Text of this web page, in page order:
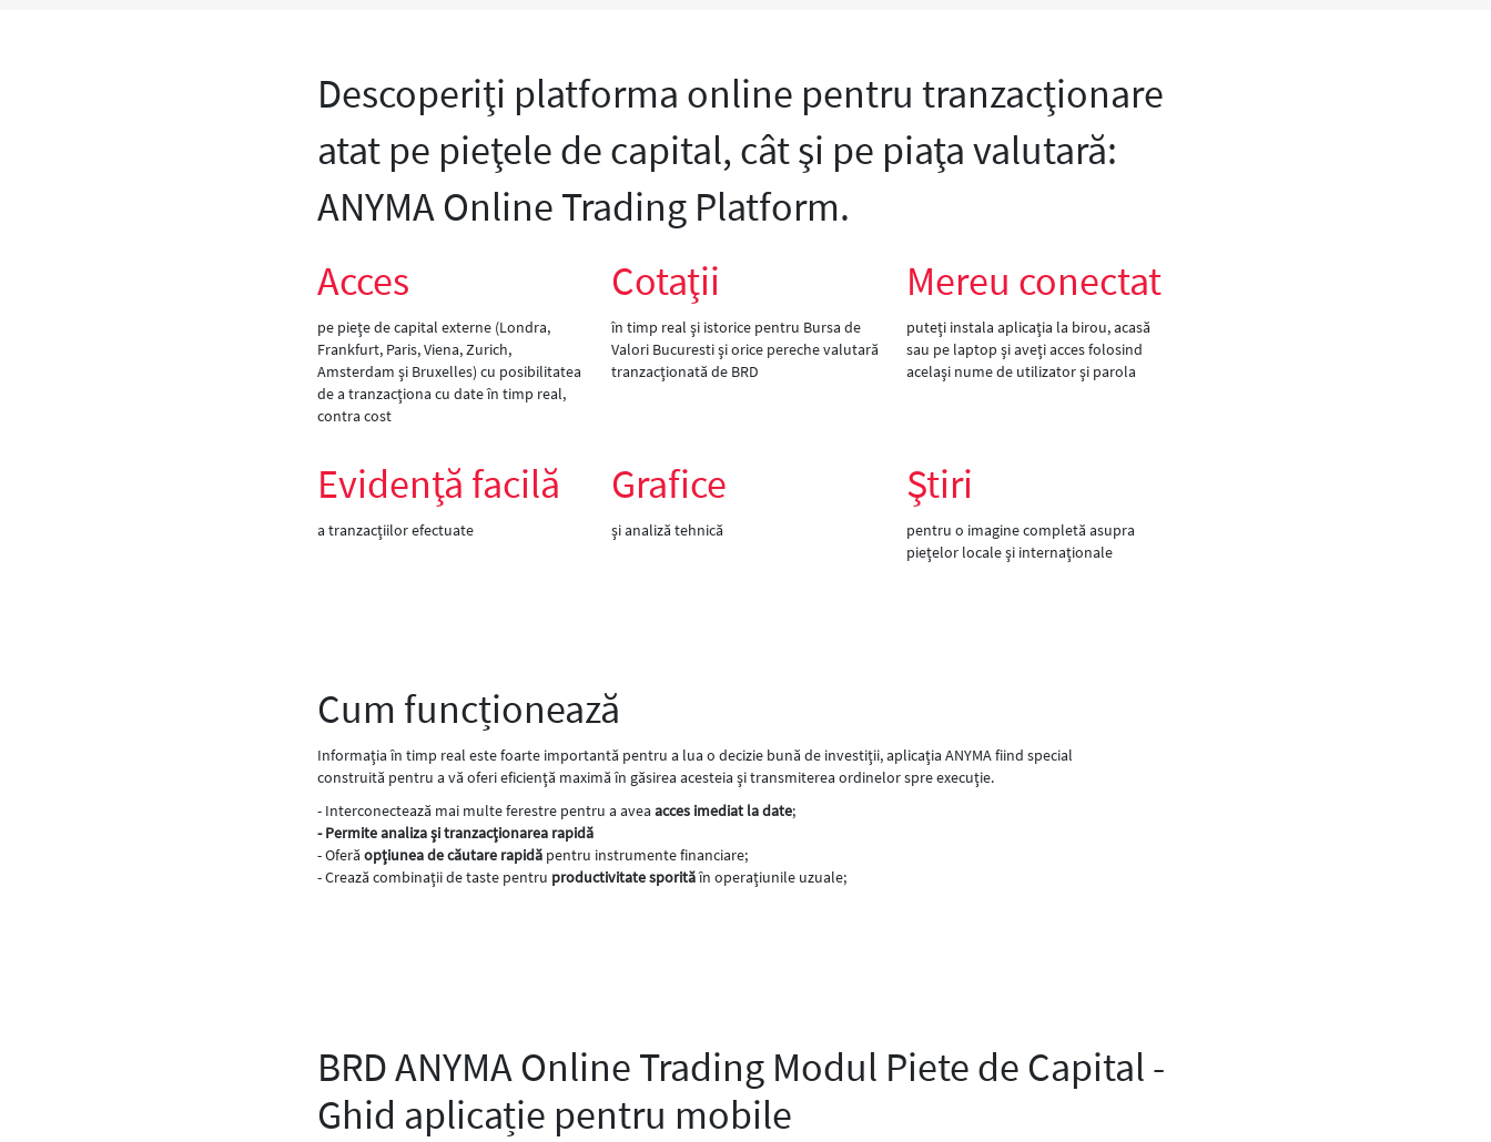
Descoperiţi platforma online pentru tranzacţionare
atat pe pieţele de capital, cât şi pe piaţa valutară:
ANYMA Online Trading Platform.
Acces
pe pieţe de capital externe (Londra,
Frankfurt, Paris, Viena, Zurich,
Amsterdam şi Bruxelles) cu posibilitatea
de a tranzacţiona cu date în timp real,
contra cost
Cotaţii
în timp real şi istorice pentru Bursa de
Valori Bucuresti şi orice pereche valutară
tranzacţionată de BRD
Mereu conectat
puteţi instala aplicaţia la birou, acasă
sau pe laptop şi aveţi acces folosind
acelaşi nume de utilizator şi parola
Evidenţă facilă
a tranzacţiilor efectuate
Grafice
şi analiză tehnică
Ştiri
pentru o imagine completă asupra
pieţelor locale şi internaţionale
Cum funcționează
Informaţia în timp real este foarte importantă pentru a lua o decizie bună de investiţii, aplicaţia ANYMA fiind special
construită pentru a vă oferi eficienţă maximă în găsirea acesteia şi transmiterea ordinelor spre execuţie.
- Interconectează mai multe ferestre pentru a avea acces imediat la date;
- Permite analiza şi tranzacţionarea rapidă
- Oferă opţiunea de căutare rapidă pentru instrumente financiare;
- Crează combinaţii de taste pentru productivitate sporităîn operaţiunile uzuale;
BRD ANYMA Online Trading Modul Piete de Capital -
Ghid aplicație pentru mobile